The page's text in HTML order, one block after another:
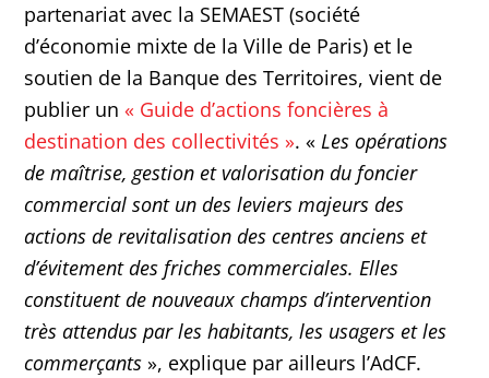
partenariat avec la SEMAEST (société
d’économie mixte de la Ville de Paris) et le
soutien de la Banque des Territoires, vient de
publier un« Guide d’actions foncières à
destination des collectivités ». «Les opérations
de maîtrise, gestion et valorisation du foncier
commercial sont un des leviers majeurs des
actions de revitalisation des centres anciens et
d’évitement des friches commerciales. Elles
constituent de nouveaux champs d’intervention
très attendus par les habitants, les usagers et les
commerçants », explique par ailleurs l’AdCF.